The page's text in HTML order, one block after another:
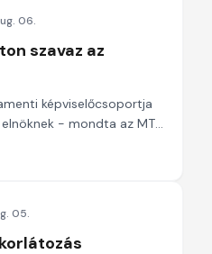
06.
szavaz az
képviselőcsoportja
- mondta az MTI
05.